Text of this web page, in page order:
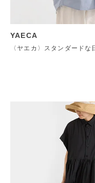
YAECA
〈ヤエカ〉スタンダードな